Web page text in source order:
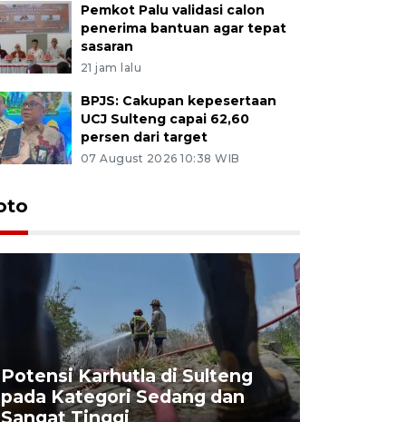
Pemkot Palu validasi calon
penerima bantuan agar tepat
sasaran
21 jam lalu
BPJS: Cakupan kepesertaan
UCJ Sulteng capai 62,60
persen dari target
07 August 2026 10:38 WIB
Potensi Karhutla di Sulteng
pada Kategori Sedang dan